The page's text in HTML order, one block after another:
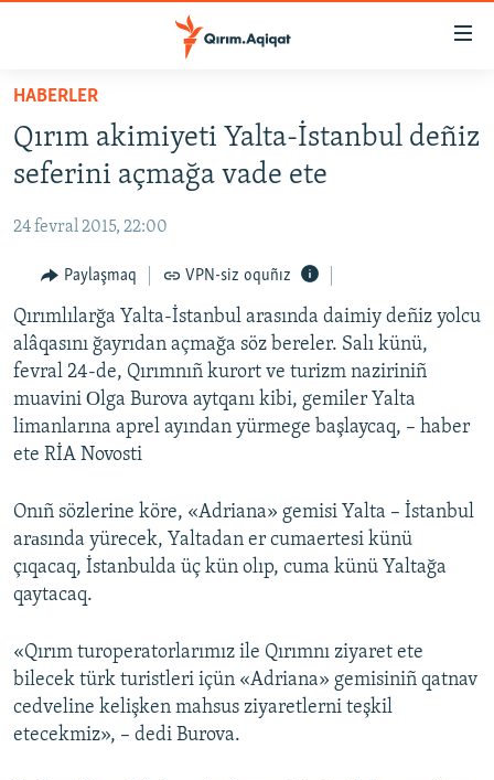
Esas
qaytmaq
Baş
qaytmaq
qaytmaq
SİYASET
CEMİYET
MEDENİYET
İNSAN AQLARI
VİDEO
SÜRET
BLOGLAR
Русский
Українською
RFE/RS bütün saytları
HABERLER
Qırım akimiyeti Yalta-İstanbul deñiz
seferini açmağa vade ete
24 fevral 2015, 22:00
Paylaşmaq VPN-siz oquñız
Qırımlılarğa Yalta-İstanbul arasında daimiy deñiz yolcu
alâqasını ğayrıdan açmağa söz bereler. Salı künü,
fevral 24-de, Qırımnıñ kurort ve turizm naziriniñ
muavini Оlga Burova aytqanı kibi, gemiler Yalta
limanlarına aprel ayından yürmege başlaycaq, – haber
ete RİA Novosti
Onıñ sözlerine köre, «Adriana» gemisi Yalta – İstanbul
arаsında yürecek, Yaltadan er cumaertesi künü
çıqacaq, İstanbulda üç kün olıp, cuma künü Yaltağa
qaytacaq.
«Qırım turoperatorlarımız ile Qırımnı ziyaret ete
bilecek türk turistleri içün «Adriana» gemisiniñ qatnav
cedveline kelişken mahsus ziyaretlerni teşkil
etecekmiz», – dedi Burova.